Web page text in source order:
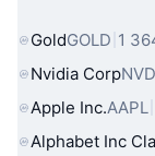
GoldGOLD 1
Nvidia Corp
Apple Inc.AAPL
Alphabet Inc